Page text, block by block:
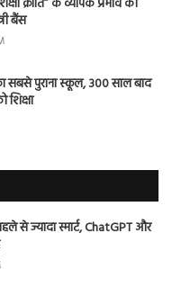
बैंस
सबसे पुराना स्कूल, 300 साल बाद
शिक्षा
से ज्यादा स्मार्ट, ChatGPT और